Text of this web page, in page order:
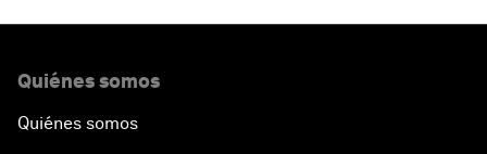
Quiénes somos
Quiénes somos